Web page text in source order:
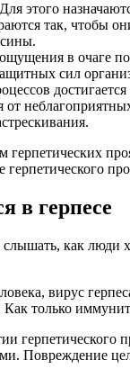
этого
так, чтобы
в очаге
сил
от
герпетических
в герпесе
как люди
вирус
Как только
Повреждение